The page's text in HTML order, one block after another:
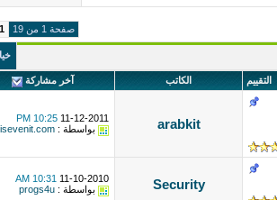
صفحة 1 من 19 1
التقييم الكاتب آخر مشاركة
arabkit
11-12-2011
10:25 PM
بواسطة : isevenit.com
Security
11-10-2010
10:31 AM
بواسطة : progs4u